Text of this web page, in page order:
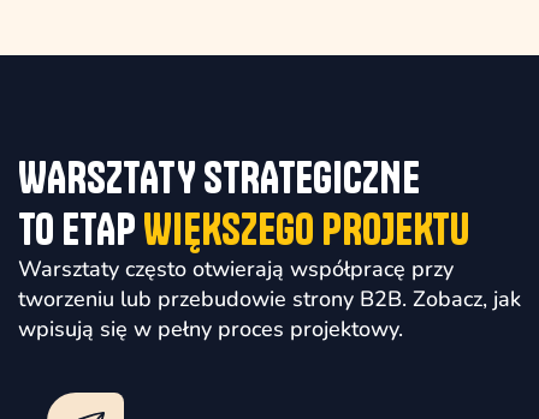
WARSZTATY STRATEGICZNE
TO ETAPWIĘKSZEGO PROJEKTU
Warsztaty często otwierają współpracę przy
tworzeniu lub przebudowie strony B2B. Zobacz, jak
wpisują się w pełny proces projektowy.